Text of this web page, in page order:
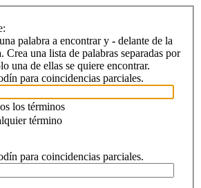
palabra a encontrar y - delante de la
Crea una lista de palabras separadas por
una de ellas se quiere encontrar.
para coincidencias parciales.
los términos
término
para coincidencias parciales.